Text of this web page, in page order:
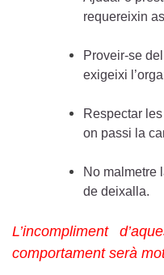
requereixin
Proveir-se
exigeixi
Respectar
on passi la
No malmetre
de deixalla.
L’incompliment
comportament serà